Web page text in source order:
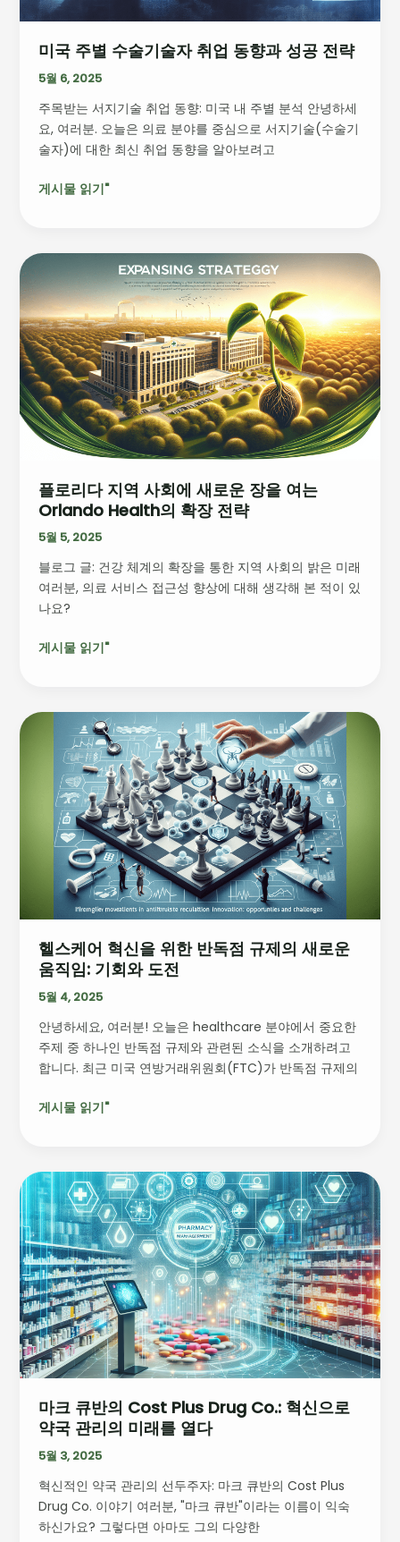
미국 주별 수술기술자 취업 동향과 성공 전략
5월 6, 2025
주목받는 서지기술 취업 동향: 미국 내 주별 분석 안녕하세
요, 여러분. 오늘은 의료 분야를 중심으로 서지기술(수술기
술자)에 대한 최신 취업 동향을 알아보려고
취
동
향
성
공
전
게시물 읽기"
플로리다 지역 사회에 새로운 장을 여는
Orlando Health의 확장 전략
5월 5, 2025
블로그 글: 건강 체계의 확장을 통한 지역 사회의 밝은 미래
여러분, 의료 서비스 접근성 향상에 대해 생각해 본 적이 있
나요?
로
리
다
지
역
사
회
에
새
운
장
을
는
Orlando
Health
확
략
게시물 읽기"
헬스케어 혁신을 위한 반독점 규제의 새로운
움직임: 기회와 도전
5월 4, 2025
안녕하세요, 여러분! 오늘은 healthcare 분야에서 중요한
주제 중 하나인 반독점 규제와 관련된 소식을 소개하려고
합니다. 최근 미국 연방거래위원회(FTC)가 반독점 규제의
점
규
제
새
로
운
직
회
와
도
전
게시물 읽기"
마크 큐반의 Cost Plus Drug Co.: 혁신으로
약국 관리의 미래를 열다
5월 3, 2025
혁신적인 약국 관리의 선두주자: 마크 큐반의 Cost Plus
Drug Co. 이야기 여러분, "마크 큐반"이라는 이름이 익숙
하신가요? 그렇다면 아마도 그의 다양한
마
크
큐
반
의
Cost
Plus
Drug
Co.:
혁
으
로
약
관
리
의